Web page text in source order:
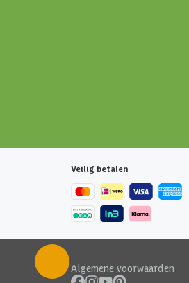
Veilig betalen
Algemene voorwaarden